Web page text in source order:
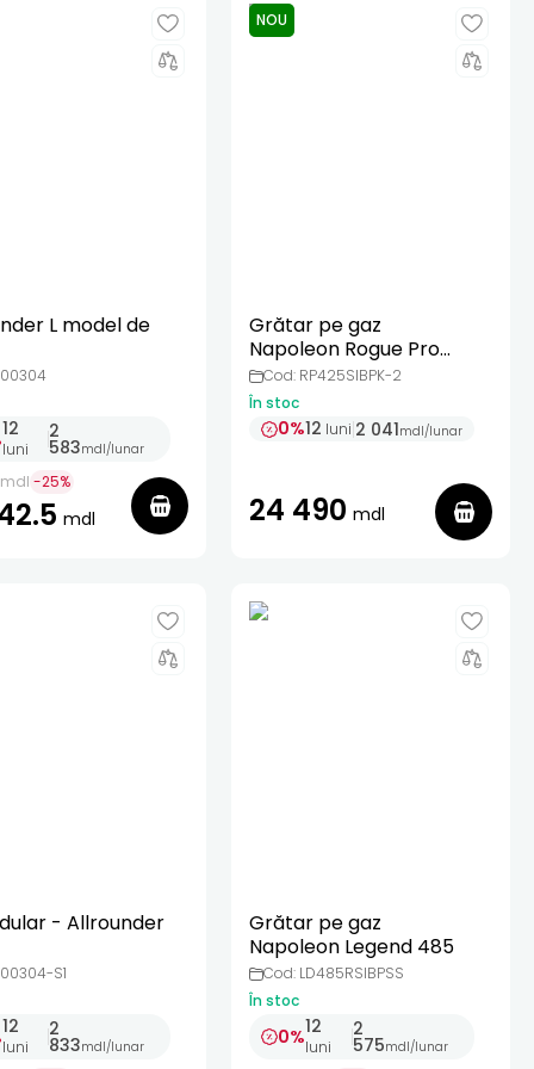
L model de
12
luni
2
583mdl/lunar
mdl -25%
mdl
NOU
Grătar pe gaz
Napoleon Rogue Pro
425, cu Sizzle Zone
Infrared
Cod: RP425SIBPK-2
În stoc
0%12 luni 2 041mdl/lunar
24 490 mdl
- Allrounder
S1
12
luni
2
833mdl/lunar
Grătar pe gaz
Napoleon Legend 485
Cod: LD485RSIBPSS
În stoc
0%12
luni
2
575mdl/lunar